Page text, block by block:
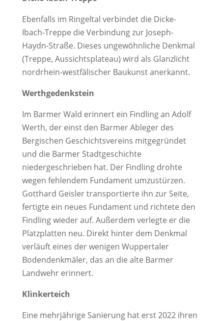
Ebenfalls im Ringeltal verbindet die Dicke-
Ibach-Treppe die Verbindung zur Joseph-
Haydn-Straße. Dieses ungewöhnliche Denkmal
(Treppe, Aussichtsplateau) wird als Glanzlicht
nordrhein-westfälischer Baukunst anerkannt.
Werthgedenkstein
Im Barmer Wald erinnert ein Findling an Adolf
Werth, der einst den Barmer Ableger des
Bergischen Geschichtsvereins mitgegründet
und die Barmer Stadtgeschichte
niedergeschrieben hat. Der Findling drohte
wegen fehlendem Fundament umzustürzen.
Gotthard Geisler transportierte ihn zur Seite,
fertigte ein neues Fundament und richtete den
Findling wieder auf. Außerdem verlegte er die
Platzplatten neu. Direkt hinter dem Denkmal
verläuft eines der wenigen Wuppertaler
Bodendenkmäler, das an die alte Barmer
Landwehr erinnert.
Klinkerteich
Eine mehrjährige Sanierung hat erst 2022 ihren